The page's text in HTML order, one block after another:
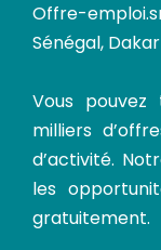
CDI
Offre-
Sénégal,
Vous
milliers
d’activité.
les
gratuitement.